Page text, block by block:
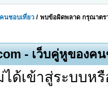
นชอบเที่ยว /พบข้อผิดพลาด กรุณาตร
- เว็บคู่หูของค
ด้เข้าสู่ระบบ